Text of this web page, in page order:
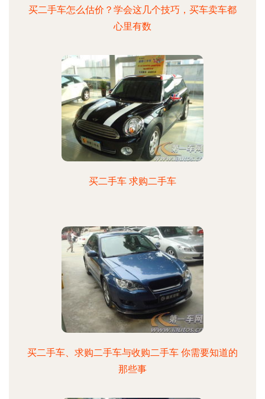
买二手车怎么估价？学会这几个技巧，买车卖车都
心里有数
买二手车 求购二手车
买二手车、求购二手车与收购二手车 你需要知道的
那些事